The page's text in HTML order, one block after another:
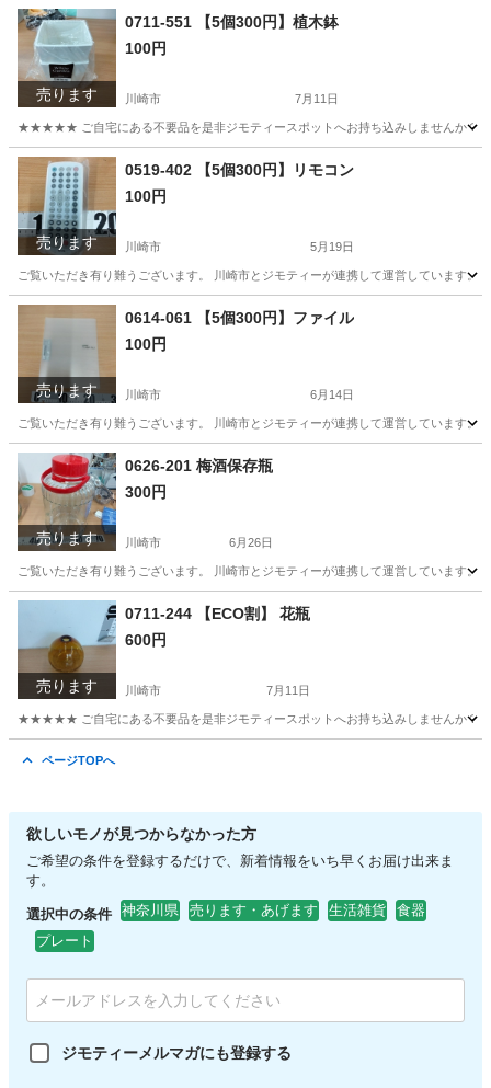
神奈川 川崎市 現地
売ります
0711-551 【5個300円】植木鉢
100円
川崎市 7月11日
★★★★★ ご自宅にある不要品を是非ジモティースポットへお持ち込みしませんか？
神奈川 川崎市 現地
売ります
0519-402 【5個300円】リモコン
100円
川崎市 5月19日
ご覧いただき有り難うございます。 川崎市とジモティーが連携して運営していま
神奈川 川崎市 リユース
売ります
0614-061 【5個300円】ファイル
100円
川崎市 6月14日
ご覧いただき有り難うございます。 川崎市とジモティーが連携して運営していま
神奈川 川崎市 リユース
売ります
0626-201 梅酒保存瓶
300円
川崎市 6月26日
ご覧いただき有り難うございます。 川崎市とジモティーが連携して運営していま
神奈川 川崎市 リユース
売ります
0711-244 【ECO割】 花瓶
600円
川崎市 7月11日
★★★★★ ご自宅にある不要品を是非ジモティースポットへお持ち込みしませんか？
ページTOPへ
欲しいモノが見つからなかった方
ご希望の条件を登録するだけで、新着情報をいち早くお届け出来ま
す。
選択中の条件 神奈川県 売ります・あげます 生活雑貨
食器
プレート
ジモティーメルマガにも登録する